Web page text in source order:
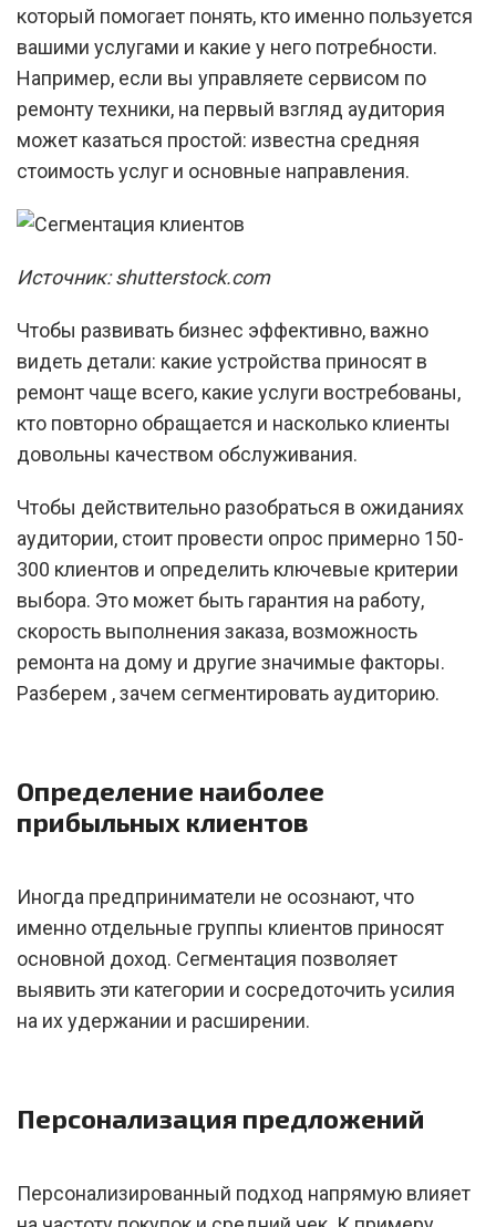
который помогает понять, кто именно пользуется
вашими услугами и какие у него потребности.
Например, если вы управляете сервисом по
ремонту техники, на первый взгляд аудитория
может казаться простой: известна средняя
стоимость услуг и основные направления.
Источник: shutterstock.com
Чтобы развивать бизнес эффективно, важно
видеть детали: какие устройства приносят в
ремонт чаще всего, какие услуги востребованы,
кто повторно обращается и насколько клиенты
довольны качеством обслуживания.
Чтобы действительно разобраться в ожиданиях
аудитории, стоит провести опрос примерно 150-
300 клиентов и определить ключевые критерии
выбора. Это может быть гарантия на работу,
скорость выполнения заказа, возможность
ремонта на дому и другие значимые факторы.
Разберем , зачем сегментировать аудиторию.
Определение наиболее
прибыльных клиентов
Иногда предприниматели не осознают, что
именно отдельные группы клиентов приносят
основной доход. Сегментация позволяет
выявить эти категории и сосредоточить усилия
на их удержании и расширении.
Персонализация предложений
Персонализированный подход напрямую влияет